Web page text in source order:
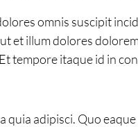
omnis suscipit
et illum dolores
tempore itaque id in
quia adipisci. Quo